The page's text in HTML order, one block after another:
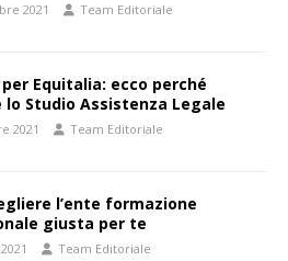
2021 Team Editoriale
Equitalia: ecco perché
lo Studio Assistenza Legale
2021 Team Editoriale
l’ente formazione
giusta per te
Team Editoriale